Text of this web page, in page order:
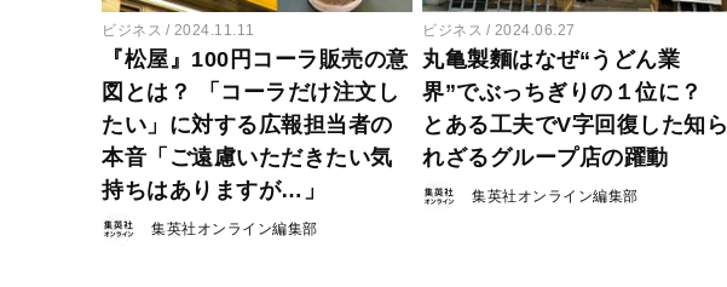
ビジネス 2024.11.11
『松屋』100円コーラ販売の意
図とは？ 「コーラだけ注文し
たい」に対する広報担当者の
本音「ご遠慮いただきたい気
持ちはありますが…」
集英社オンライン編集部
ビジネス 2024.06.27
丸亀製麵はなぜ“うどん業
界”でぶっちぎりの１位に？
とある工夫でV字回復した知ら
れざるグループ店の躍動
集英社オンライン編集部